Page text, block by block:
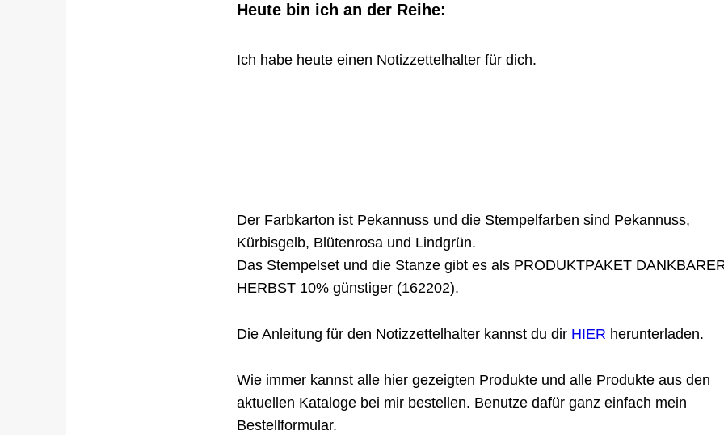
Heute bin ich an der Reihe:
Ich habe heute einen Notizzettelhalter für dich.
Der Farbkarton ist Pekannuss und die Stempelfarben sind Pekannuss,
Kürbisgelb, Blütenrosa und Lindgrün.
Das Stempelset und die Stanze gibt es als PRODUKTPAKET
HERBST 10% günstiger (162202).
Die Anleitung für den Notizzettelhalter kannst du dir HIER herunterladen.
Wie immer kannst alle hier gezeigten Produkte und alle Produkte aus den
aktuellen Kataloge bei mir bestellen. Benutze dafür ganz einfach mein
Bestellformular.